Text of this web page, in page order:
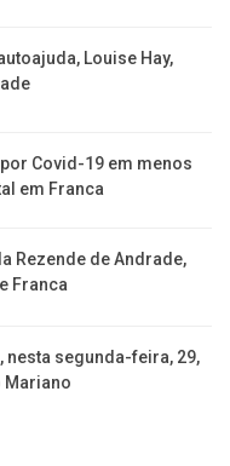
Louise Hay,
Covid-19 em menos
em Franca
Rezende de Andrade,
Franca
nesta segunda-feira, 29,
Mariano